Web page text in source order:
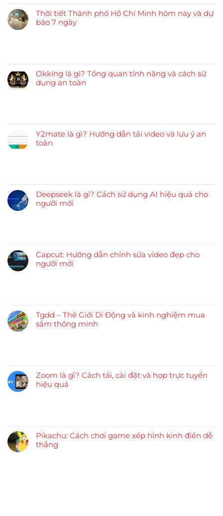
Thời tiết Thành phố Hồ Chí Minh hôm nay và dự
báo 7 ngày
Okking là gì? Tổng quan tính năng và cách sử
dụng an toàn
Y2mate là gì? Hướng dẫn tải video và lưu ý an
toàn
Deepseek là gì? Cách sử dụng AI hiệu quả cho
người mới
Capcut: Hướng dẫn chỉnh sửa video đẹp cho
người mới
Tgdd – Thế Giới Di Động và kinh nghiệm mua
sắm thông minh
Zoom là gì? Cách tải, cài đặt và họp trực tuyến
hiệu quả
Pikachu: Cách chơi game xếp hình kinh điển dễ
thắng